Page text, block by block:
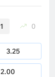
1 0
3.25
2.00